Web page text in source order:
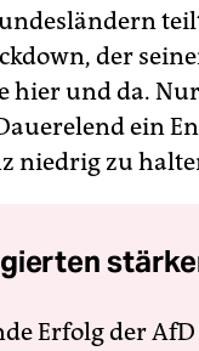
der
hier und da.
ein
niedrig zu
Erfolg der